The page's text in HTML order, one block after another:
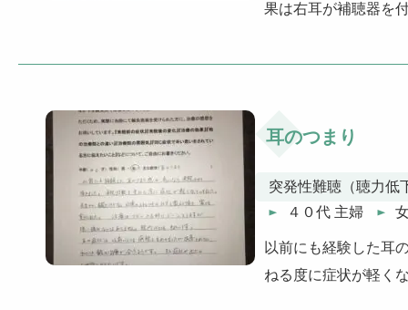
果は右耳が補聴器を
耳のつまり
突発性難聴（聴力低
４０代 主婦
以前にも経験した耳
ねる度に症状が軽く